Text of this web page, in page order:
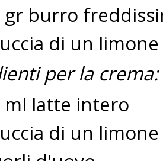
gr burro
di un
per la crema:
ml latte intero
di un limone